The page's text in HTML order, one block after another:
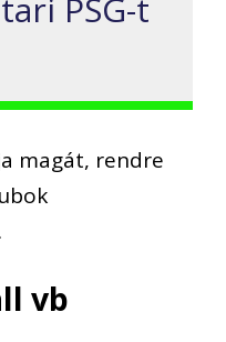
PSG-t
magát, rendre
vb